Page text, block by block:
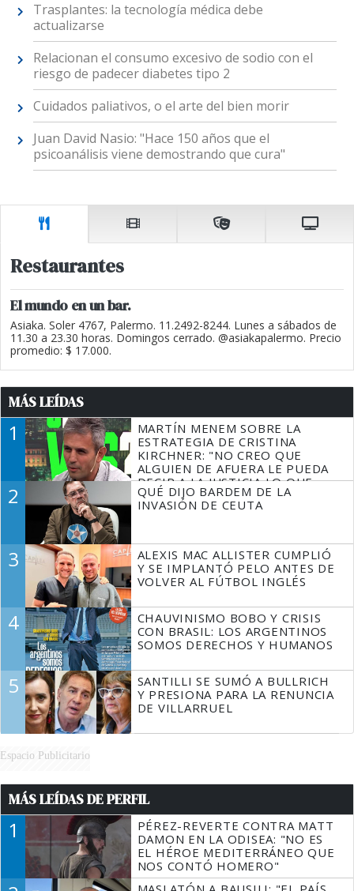
Trasplantes: la tecnología médica debe
actualizarse
Relacionan el consumo excesivo de sodio con el
riesgo de padecer diabetes tipo 2
Cuidados paliativos, o el arte del bien morir
Juan David Nasio: "Hace 150 años que el
psicoanálisis viene demostrando que cura"
Restaurantes
El mundo en un bar.
Asiaka. Soler 4767, Palermo. 11.2492-8244. Lunes a sábados de
11.30 a 23.30 horas. Domingos cerrado. @asiakapalermo. Precio
promedio: $ 17.000.
MÁS LEÍDAS
1
MARTÍN MENEM SOBRE LA
ESTRATEGIA DE CRISTINA
KIRCHNER: "NO CREO QUE
ALGUIEN DE AFUERA LE PUEDA
DECIR A LA JUSTICIA LO QUE
TIENE QUE HACER"
2
QUÉ DIJO BARDEM DE LA
INVASIÓN DE CEUTA
3
ALEXIS MAC ALLISTER CUMPLIÓ
Y SE IMPLANTÓ PELO ANTES DE
VOLVER AL FÚTBOL INGLÉS
4
CHAUVINISMO BOBO Y CRISIS
CON BRASIL: LOS ARGENTINOS
SOMOS DERECHOS Y HUMANOS
5
SANTILLI SE SUMÓ A BULLRICH
Y PRESIONA PARA LA RENUNCIA
DE VILLARRUEL
Espacio Publicitario
MÁS LEÍDAS DE PERFIL
1
PÉREZ-REVERTE CONTRA MATT
DAMON EN LA ODISEA: "NO ES
EL HÉROE MEDITERRÁNEO QUE
NOS CONTÓ HOMERO"